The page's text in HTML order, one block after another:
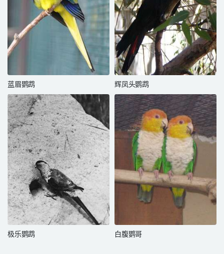
蓝眉鹦鹉 辉凤头鹦鹉
极乐鹦鹉 白腹鹦哥